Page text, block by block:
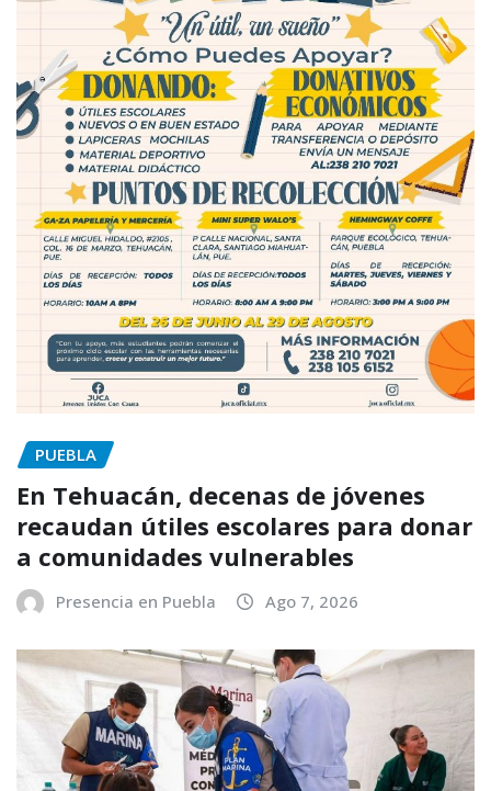
PUEBLA
En Tehuacán, decenas de jóvenes
recaudan útiles escolares para donar
a comunidades vulnerables
Presencia en Puebla Ago 7, 2026